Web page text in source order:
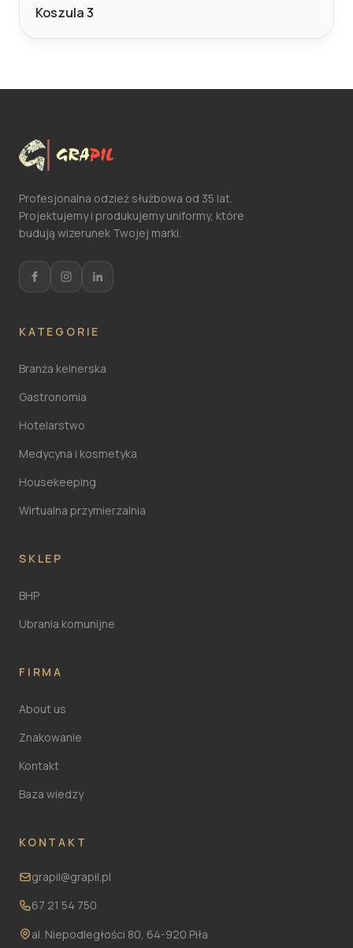
Koszula 3
Profesjonalna odzież służbowa od 35 lat.
Projektujemy i produkujemy uniformy, które
budują wizerunek Twojej marki.
KATEGORIE
Branża kelnerska
Gastronomia
Hotelarstwo
Medycyna i kosmetyka
Housekeeping
Wirtualna przymierzalnia
SKLEP
BHP
Ubrania komunijne
FIRMA
About us
Znakowanie
Kontakt
Baza wiedzy
KONTAKT
grapil@grapil.pl
67 21 54 750
al. Niepodległości 80, 64-920 Piła